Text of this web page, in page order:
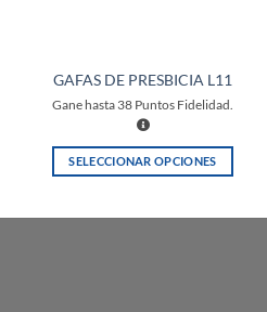
GAFAS DE PRESBICIA L11
Gane hasta 38 Puntos Fidelidad.
SELECCIONAR OPCIONES